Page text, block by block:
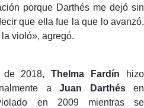
porque Darthés me dejó sin
que ella fue la que lo avanzó.
violó», agregó.
de 2018,Thelma Fardín hizo
aJuan Darthésen
en 2009 mientras se